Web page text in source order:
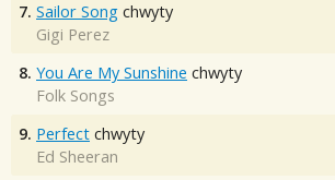
7. Sailor Song chwyty
Gigi Perez
8. You Are My Sunshine chwyty
Folk Songs
9. Perfect chwyty
Ed Sheeran